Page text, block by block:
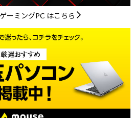
ーミングPC はこちら